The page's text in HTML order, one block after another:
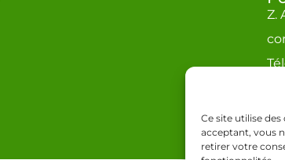
Ce site utilise
acceptant, vous
retirer votre
Z.